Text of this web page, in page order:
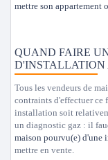
mettre son appartement
QUAND FAIRE
D'INSTALLATION
Tous les vendeurs de
contraints d'effectuer ce
installation soit
un diagnostic gaz : il
maison pourvu(e) d'une
mettre en vente.